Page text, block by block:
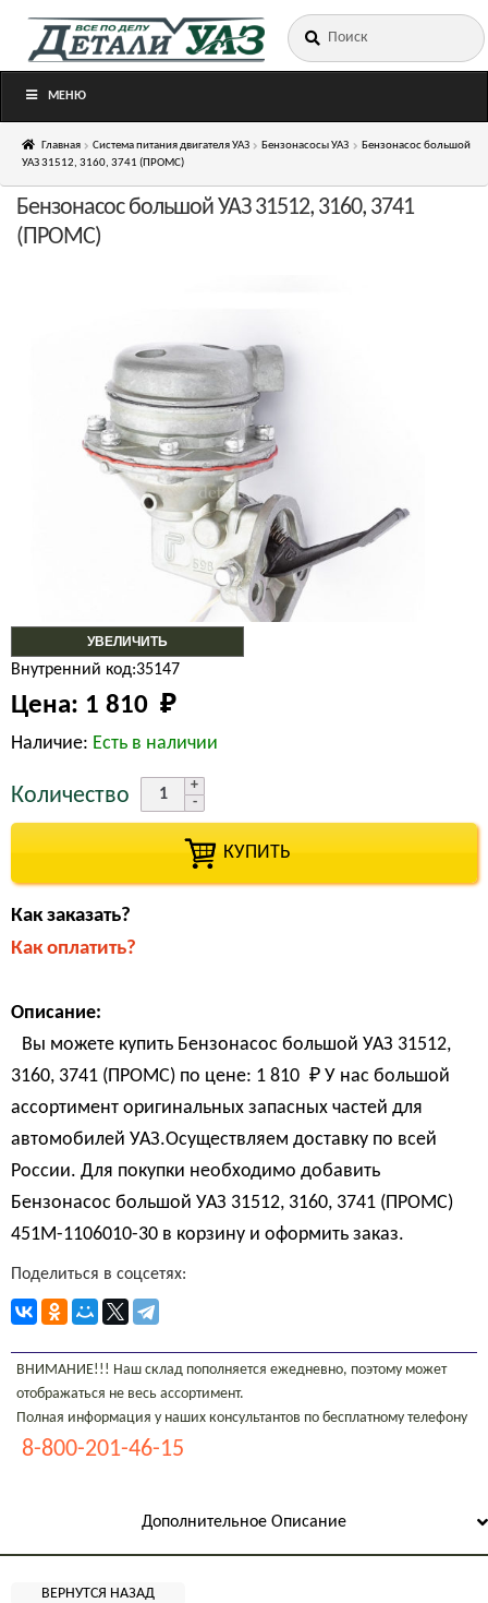
Перейти
Перейти
Искать:
МЕНЮ
Главная Система питания двигателя УАЗ Бензонасосы УАЗ
Бензонасос большой
УАЗ 31512, 3160, 3741 (ПРОМС)
УВЕЛИЧИТЬ
Бензонасос большой УАЗ 31512, 3160, 3741
(ПРОМС)
Внутренний код:35147
Цена: 1 810 ₽
Наличие: Есть в наличии
Количество
КУПИТЬ
Как заказать?
Как оплатить?
Описание:
Вы можете купить Бензонасос большой УАЗ 31512,
3160, 3741 (ПРОМС) по цене: 1 810 ₽ У нас большой
ассортимент оригинальных запасных частей для
автомобилей УАЗ.Осуществляем доставку по всей
России. Для покупки необходимо добавить
Бензонасос большой УАЗ 31512, 3160, 3741 (ПРОМС)
451М-1106010-30 в корзину и оформить заказ.
Поделиться в соцсетях:
ВНИМАНИЕ!!! Наш склад пополняется ежедневно, поэтому может
отображаться не весь ассортимент.
Полная информация у наших консультантов по бесплатному телефону
8-800-201-46-15
Дополнительное Описание